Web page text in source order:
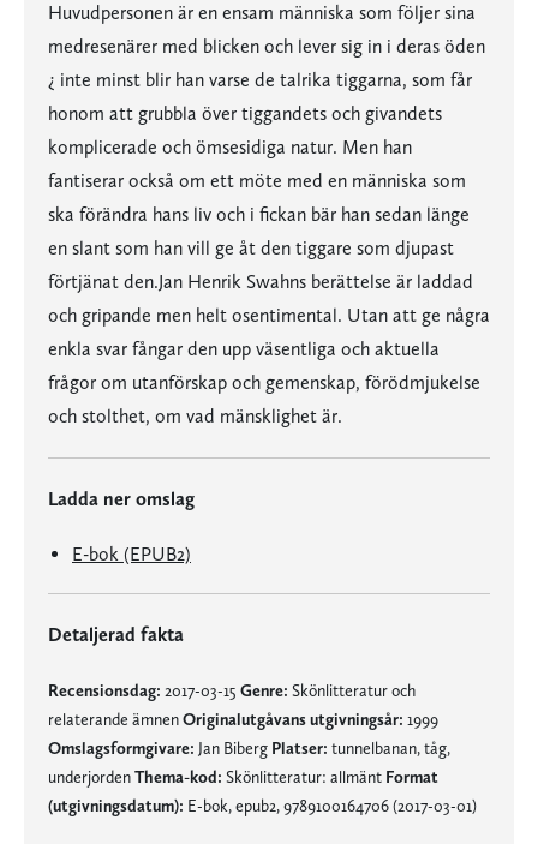
Huvudpersonen är en ensam människa som följer sina
medresenärer med blicken och lever sig in i deras öden
¿ inte minst blir han varse de talrika tiggarna, som får
honom att grubbla över tiggandets och givandets
komplicerade och ömsesidiga natur. Men han
fantiserar också om ett möte med en människa som
ska förändra hans liv och i fickan bär han sedan länge
en slant som han vill ge åt den tiggare som djupast
förtjänat den.Jan Henrik Swahns berättelse är laddad
och gripande men helt osentimental. Utan att ge några
enkla svar fångar den upp väsentliga och aktuella
frågor om utanförskap och gemenskap, förödmjukelse
och stolthet, om vad mänsklighet är.
Ladda ner omslag
E-bok (EPUB2)
Detaljerad fakta
Recensionsdag: 2017-03-15 Genre: Skönlitteratur och
relaterande ämnenOriginalutgåvans utgivningsår: 1999
Omslagsformgivare: Jan Biberg Platser: tunnelbanan, tåg,
underjordenThema-kod: Skönlitteratur: allmänt Format
(utgivningsdatum): E-bok, epub2, 9789100164706 (2017-03-01)